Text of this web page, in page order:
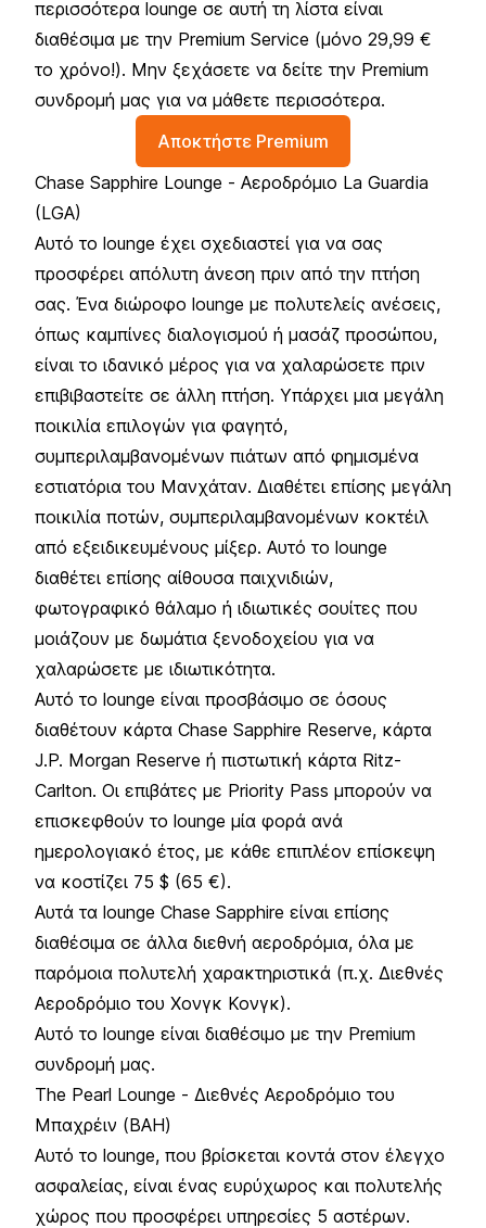
περισσότερα lounge σε αυτή τη λίστα είναι
διαθέσιμα με την Premium Service (μόνο 29,99 €
το χρόνο!). Μην ξεχάσετε να δείτε την Premium
συνδρομή μας για να μάθετε περισσότερα.
Αποκτήστε Premium
Chase Sapphire Lounge - Αεροδρόμιο La Guardia
(LGA)
Αυτό το lounge έχει σχεδιαστεί για να σας
προσφέρει απόλυτη άνεση πριν από την πτήση
σας. Ένα διώροφο lounge με πολυτελείς ανέσεις,
όπως καμπίνες διαλογισμού ή μασάζ προσώπου,
είναι το ιδανικό μέρος για να χαλαρώσετε πριν
επιβιβαστείτε σε άλλη πτήση. Υπάρχει μια μεγάλη
ποικιλία επιλογών για φαγητό,
συμπεριλαμβανομένων πιάτων από φημισμένα
εστιατόρια του Μανχάταν. Διαθέτει επίσης μεγάλη
ποικιλία ποτών, συμπεριλαμβανομένων κοκτέιλ
από εξειδικευμένους μίξερ. Αυτό το lounge
διαθέτει επίσης αίθουσα παιχνιδιών,
φωτογραφικό θάλαμο ή ιδιωτικές σουίτες που
μοιάζουν με δωμάτια ξενοδοχείου για να
χαλαρώσετε με ιδιωτικότητα.
Αυτό το lounge είναι προσβάσιμο σε όσους
διαθέτουν κάρτα Chase Sapphire Reserve, κάρτα
J.P. Morgan Reserve ή πιστωτική κάρτα Ritz-
Carlton. Οι επιβάτες με Priority Pass μπορούν να
επισκεφθούν το lounge μία φορά ανά
ημερολογιακό έτος, με κάθε επιπλέον επίσκεψη
να κοστίζει 75 $ (65 €).
Αυτά τα lounge Chase Sapphire είναι επίσης
διαθέσιμα σε άλλα διεθνή αεροδρόμια, όλα με
παρόμοια πολυτελή χαρακτηριστικά (π.χ. Διεθνές
Αεροδρόμιο του Χονγκ Κονγκ).
Αυτό το lounge είναι διαθέσιμο με την Premium
συνδρομή μας.
The Pearl Lounge - Διεθνές Αεροδρόμιο του
Μπαχρέιν (BAH)
Αυτό το lounge, που βρίσκεται κοντά στον έλεγχο
ασφαλείας, είναι ένας ευρύχωρος και πολυτελής
χώρος που προσφέρει υπηρεσίες 5 αστέρων.